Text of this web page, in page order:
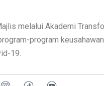
melalui Akademi
program
19.